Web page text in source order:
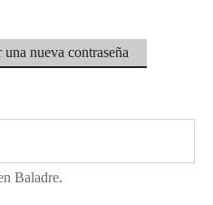
una nueva contraseña
Baladre.